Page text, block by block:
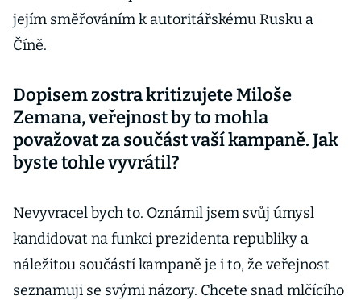
jejím směřováním k autoritářskému Rusku a
Číně.
Dopisem zostra kritizujete Miloše
Zemana, veřejnost by to mohla
považovat za součást vaší kampaně. Jak
byste tohle vyvrátil?
Nevyvracel bych to. Oznámil jsem svůj úmysl
kandidovat na funkci prezidenta republiky a
náležitou součástí kampaně je i to, že veřejnost
seznamuji se svými názory. Chcete snad mlčícího